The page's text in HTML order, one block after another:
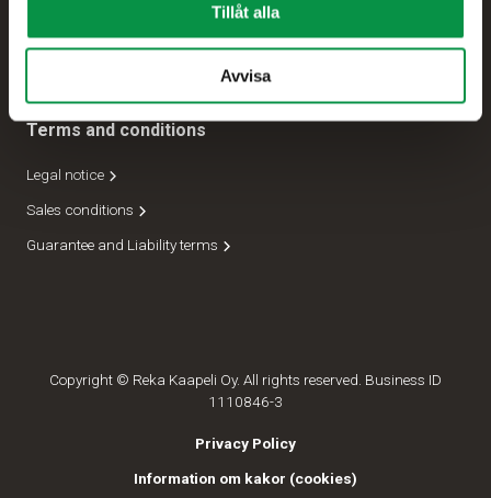
Tillåt alla
Avvisa
Terms and conditions
Legal notice
Sales conditions
Guarantee and Liability terms
Copyright © Reka Kaapeli Oy. All rights reserved. Business ID
1110846-3
Privacy Policy
Information om kakor (cookies)